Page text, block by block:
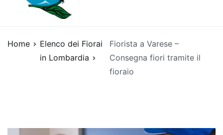
Home
Elenco dei Fiorai
in Lombardia
Fiorista a Varese –
Consegna fiori tramite il
fioraio
sono
le
per